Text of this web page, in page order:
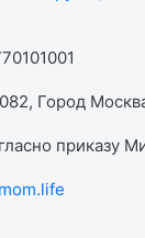
Город
приказу